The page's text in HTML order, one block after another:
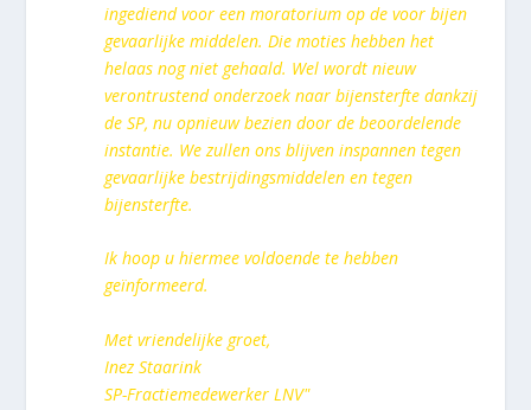
ingediend voor een moratorium op de voor bijen
gevaarlijke middelen. Die moties hebben het
helaas nog niet gehaald. Wel wordt nieuw
verontrustend onderzoek naar bijensterfte dankzij
de SP, nu opnieuw bezien door de beoordelende
instantie. We zullen ons blijven inspannen tegen
gevaarlijke bestrijdingsmiddelen en tegen
bijensterfte.
Ik hoop u hiermee voldoende te hebben
geïnformeerd.
Met vriendelijke groet,
Inez Staarink
SP-Fractiemedewerker LNV"